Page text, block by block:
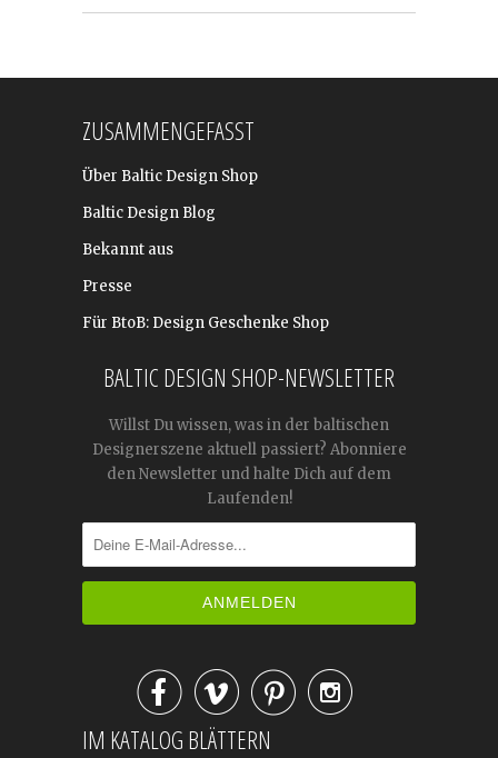
ZUSAMMENGEFASST
Über Baltic Design Shop
Baltic Design Blog
Bekannt aus
Presse
Für BtoB: Design Geschenke Shop
BALTIC DESIGN SHOP-NEWSLETTER
Willst Du wissen, was in der baltischen
Designerszene aktuell passiert? Abonniere
den Newsletter und halte Dich auf dem
Laufenden!

IM KATALOG BLÄTTERN